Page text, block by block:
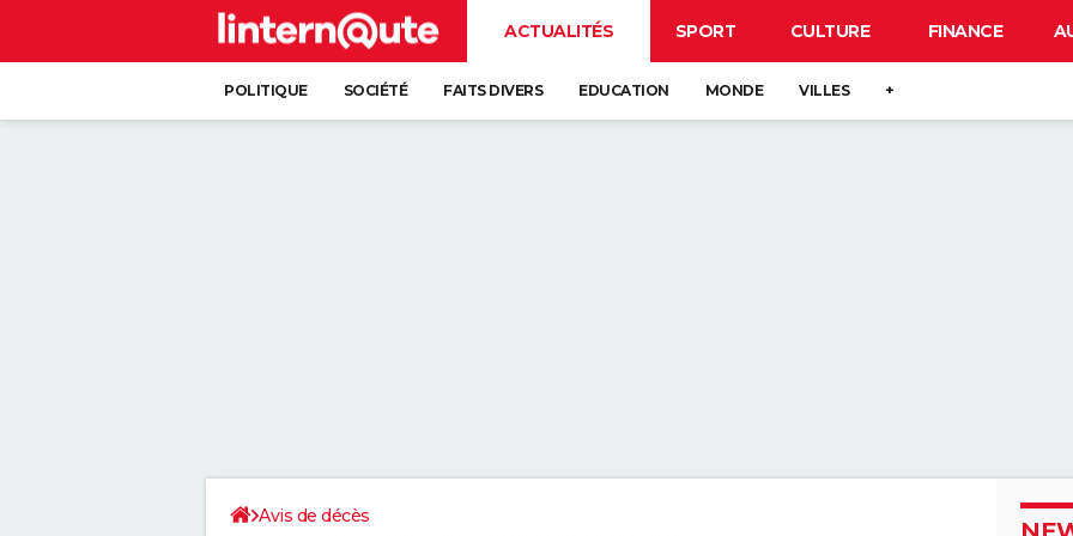
ACTUALITÉS SPORT CULTURE FINANCE
POLITIQUE SOCIÉTÉ FAITS DIVERS EDUCATION MONDE VILLES +
Avis de décès